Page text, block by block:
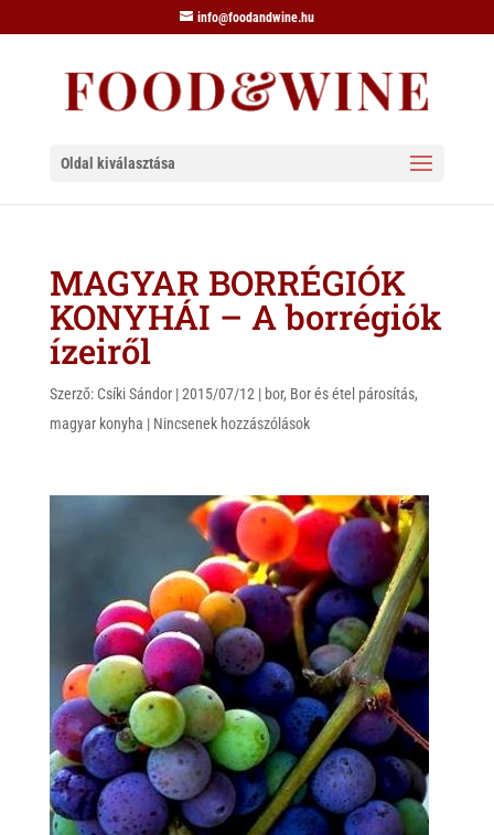
info@foodandwine.hu
Oldal kiválasztása
MAGYAR BORRÉGIÓK
KONYHÁI – A borrégiók
ízeiről
Szerző: Csíki Sándor|2015/07/12 | bor, Bor és étel párosítás,
magyar konyha | Nincsenek hozzászólások